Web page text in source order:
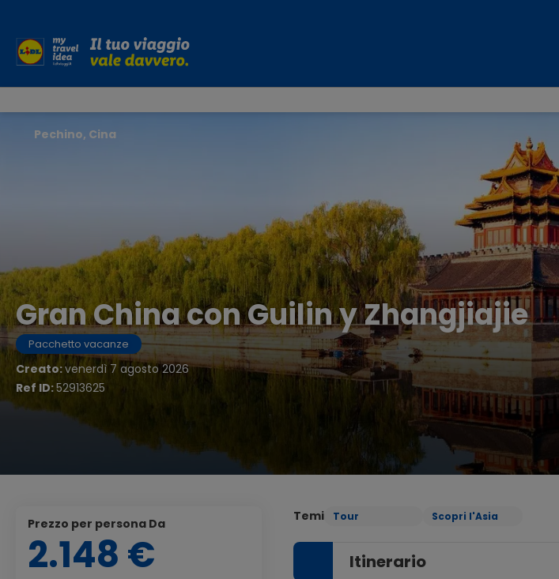
Gran China con Guilin y Zhangjiajie
Pacchetto vacanze
Creato:venerdì 7 agosto 2026
Ref ID:52913625
Pechino, Cina
Temi Tour Scopri l'Asia
Itinerario
Prezzo per persona Da
2.148 €